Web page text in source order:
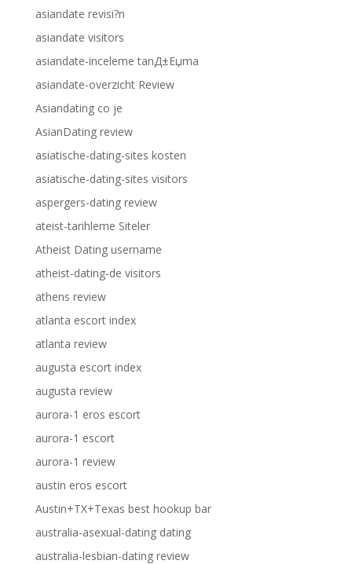
asiandate revisi?n
asiandate visitors
asiandate-inceleme tanД±Еџma
asiandate-overzicht Review
Asiandating co je
AsianDating review
asiatische-dating-sites kosten
asiatische-dating-sites visitors
aspergers-dating review
ateist-tarihleme Siteler
Atheist Dating username
atheist-dating-de visitors
athens review
atlanta escort index
atlanta review
augusta escort index
augusta review
aurora-1 eros escort
aurora-1 escort
aurora-1 review
austin eros escort
Austin+TX+Texas best hookup bar
australia-asexual-dating dating
australia-lesbian-dating review